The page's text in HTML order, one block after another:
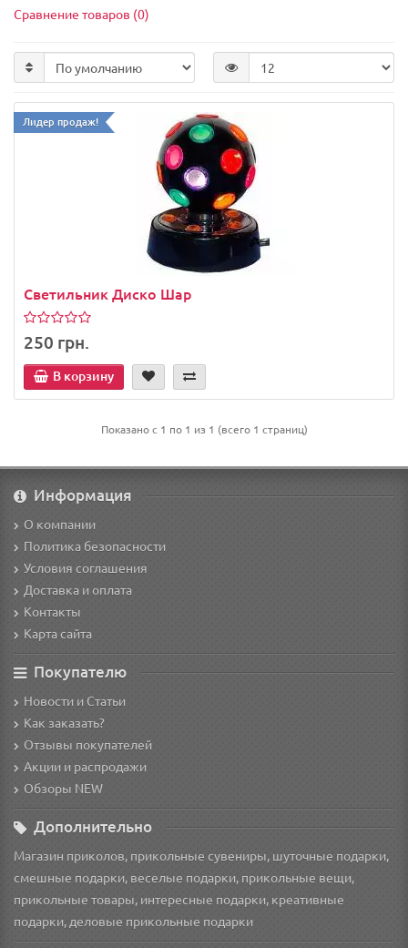
Сравнение товаров (0)
Лидер продаж!
Светильник Диско Шар
250 грн.
В корзину
Показано с 1 по 1 из 1 (всего 1 страниц)
Информация
О компании
Политика безопасности
Условия соглашения
Доставка и оплата
Контакты
Карта сайта
Покупателю
Новости и Статьи
Как заказать?
Отзывы покупателей
Акции и распродажи
Обзоры NEW
Дополнительно
Магазин приколов, прикольные сувениры, шуточные подарки,
смешные подарки, веселые подарки, прикольные вещи,
прикольные товары, интересные подарки, креативные
подарки, деловые прикольные подарки